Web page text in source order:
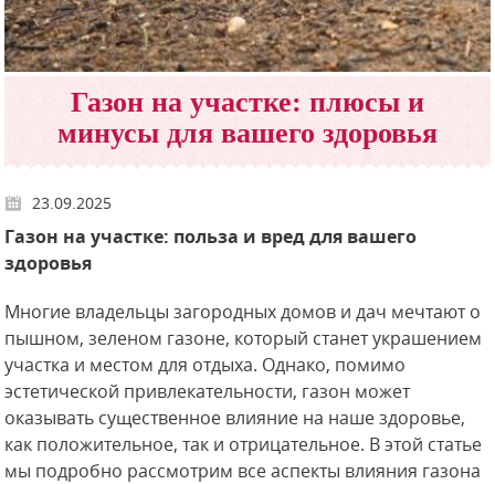
Газон на участке: плюсы и
минусы для вашего здоровья
23.09.2025
Газон на участке: польза и вред для вашего
здоровья
Многие владельцы загородных домов и дач мечтают о
пышном, зеленом газоне, который станет украшением
участка и местом для отдыха. Однако, помимо
эстетической привлекательности, газон может
оказывать существенное влияние на наше здоровье,
как положительное, так и отрицательное. В этой статье
мы подробно рассмотрим все аспекты влияния газона